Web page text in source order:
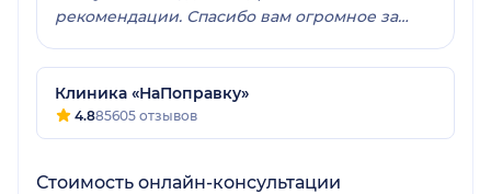
рекомендации. Спасибо вам огромное за
подробные рекомендации!
Клиника «НаПоправку»
4.885605 отзывов
Стоимость онлайн-консультации